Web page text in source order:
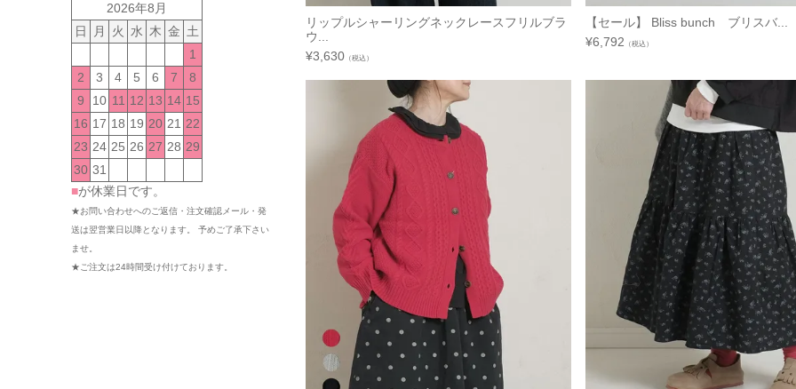
2026年8月
日
月 火 水 木 金 土
1
2
3 4 5 6 7
8
9
10 11 12 13 14 15
16 17 18 19 20 21 22
23 24 25 26 27 28 29
30 31
■が休業日です。
★お問い合わせへのご返信・注文確認メール・発
送は翌営業日以降となります。 予めご了承下さい
ませ。
★ご注文は24時間受け付けております。
リップルシャーリングネックレースフリルブラ
ウ...
¥3,630 （税込）
【セール】 Bliss bunch ブリスバ...
¥6,792 （税込）